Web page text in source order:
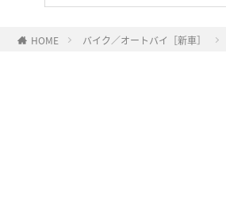
HOME バイク／オートバイ［新車］